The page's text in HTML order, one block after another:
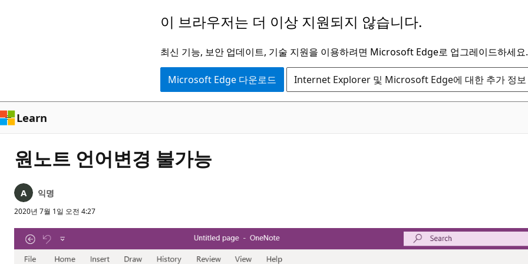
로
건
너
뛰
기
이 브라우저는 더 이상 지원되지 않습니다.
최신 기능, 보안 업데이트, 기술 지원을 이용하려면 Microsoft Edge로 업그레이드하세요.
Microsoft Edge 다운로드 Internet Explorer 및 Microsoft Edge에 대한 추가 정보
Learn
원노트 언어변경 불가능
익명
2020년 7월 1일 오전 4:27